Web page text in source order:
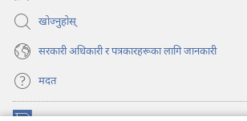
खोज्नुहोस्‌
सरकारी अधिकारी र पत्रकारहरूका लागि जानकारी
मदत